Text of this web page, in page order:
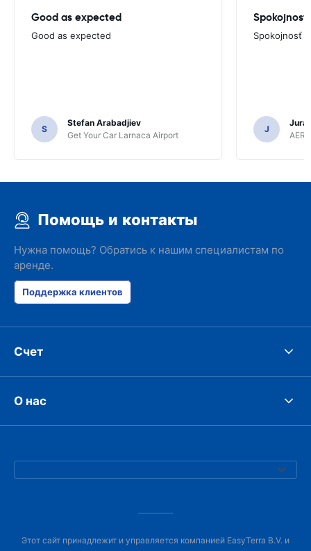
Good as expected
Good as expected
S
Stefan Arabadjiev
Get Your Car Larnaca Airport
Spokojnosť
Spokojnosť
J
Juraj
Помощь и контакты
Нужна помощь? Обратись к нашим специалистам по
аренде.
Поддержка клиентов
Счет
О нас
Этот сайт принадлежит и управляется компанией EasyTerra B.V. и